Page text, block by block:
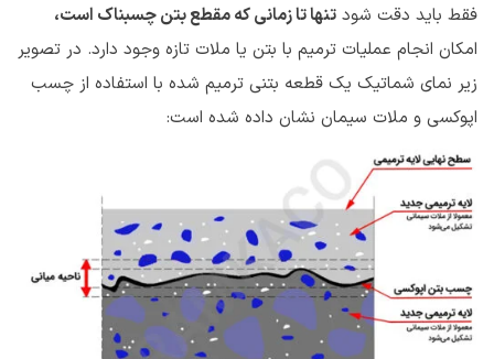
فقط باید دقت شود تنها تا زمانی که مقطع بتن چسبناک است،
امکان انجام عملیات ترمیم با بتن یا ملات تازه وجود دارد. در تصویر
زیر نمای شماتیک یک قطعه بتنی ترمیم شده با استفاده از چسب
اپوکسی و ملات سیمان نشان داده شده است: